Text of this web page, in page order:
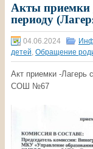
Акты приемки
периоду
04.06.2024
детей Обращение
Акт приемки -
СОШ №67